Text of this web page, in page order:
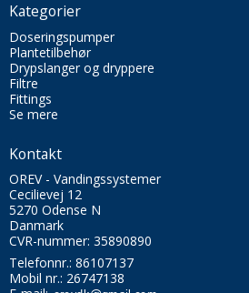
Kategorier
Doseringspumper
Plantetilbehør
Drypslanger og dryppere
Filtre
Fittings
Se mere
Kontakt
OREV - Vandingssystemer
Cecilievej 12
5270 Odense N
Danmark
CVR-nummer: 35890890
Telefonnr.: 86107137
Mobil nr.: 26747138